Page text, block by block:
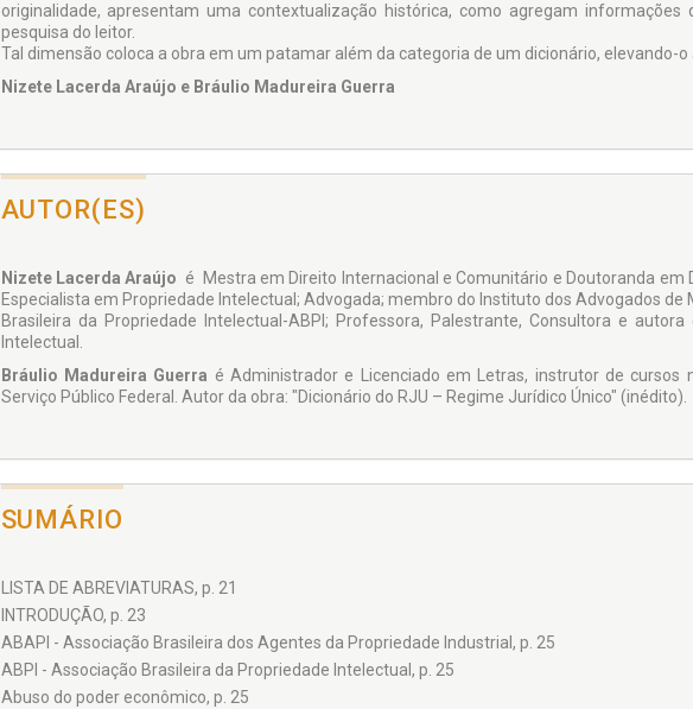
originalidade, apresentam uma contextualização histórica, como agregam
pesquisa do leitor.
Tal dimensão coloca a obra em um patamar além da categoria de um dicionário, elevando-o
Nizete Lacerda Araújo e Bráulio Madureira Guerra
AUTOR(ES)
Nizete Lacerda Araújo é Mestra em Direito Internacional e Comunitário e Doutoranda em
Especialista em Propriedade Intelectual; Advogada; membro do Instituto dos Advogados de
Brasileira da Propriedade Intelectual-ABPI; Professora, Palestrante, Consultora e
Intelectual.
Bráulio Madureira Guerra é Administrador e Licenciado em Letras, instrutor de cursos
Serviço Público Federal. Autor da obra: "Dicionário do RJU – Regime Jurídico Único" (inédito).
SUMÁRIO
LISTA DE ABREVIATURAS, p. 21
INTRODUÇÃO, p. 23
ABAPI - Associação Brasileira dos Agentes da Propriedade Industrial, p. 25
ABPI - Associação Brasileira da Propriedade Intelectual, p. 25
Abuso do poder econômico, p. 25